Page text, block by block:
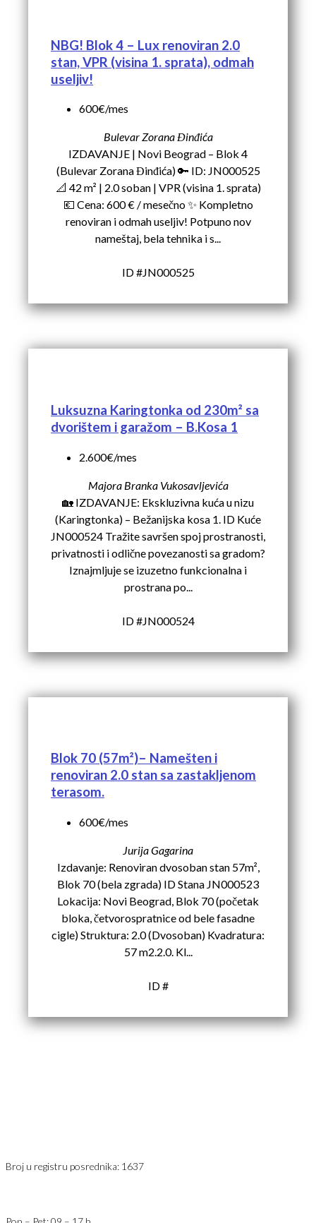
NBG! Blok 4 – Lux renoviran 2.0
stan, VPR (visina 1. sprata), odmah
useljiv!
600€/mes
Bulevar Zorana Đinđića
IZDAVANJE | Novi Beograd – Blok 4
(Bulevar Zorana Đinđića) 🔑 ID: JN000525
📐 42 m² | 2.0 soban | VPR (visina 1. sprata)
💶 Cena: 600 € / mesečno ✨ Kompletno
renoviran i odmah useljiv! Potpuno nov
nameštaj, bela tehnika i s...
ID #JN000525
Luksuzna Karingtonka od 230m² sa
dvorištem i garažom – B.Kosa 1
2.600€/mes
Majora Branka Vukosavljevića
🏡 IZDAVANJE: Ekskluzivna kuća u nizu
(Karingtonka) – Bežanijska kosa 1. ID Kuće
JN000524 Tražite savršen spoj prostranosti,
privatnosti i odlične povezanosti sa gradom?
Iznajmljuje se izuzetno funkcionalna i
prostrana po...
ID #JN000524
Blok 70 (57m²)– Namešten i
renoviran 2.0 stan sa zastakljenom
terasom.
600€/mes
Jurija Gagarina
Izdavanje: Renoviran dvosoban stan 57m²,
Blok 70 (bela zgrada) ID Stana JN000523
Lokacija: Novi Beograd, Blok 70 (početak
bloka, četvorospratnice od bele fasadne
cigle) Struktura: 2.0 (Dvosoban) Kvadratura:
57 m2.2.0. Kl...
ID #
Broj u registru posrednika: 1637